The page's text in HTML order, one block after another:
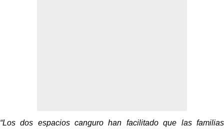
“Los dos espacios canguro han facilitado que las familias